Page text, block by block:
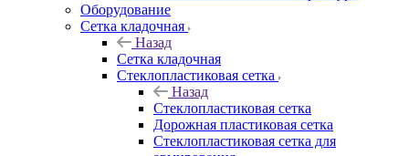
Оборудование
Сетка кладочная
Назад
Сетка кладочная
Стеклопластиковая сетка
Назад
Стеклопластиковая сетка
Дорожная пластиковая сетка
Стеклопластиковая сетка для